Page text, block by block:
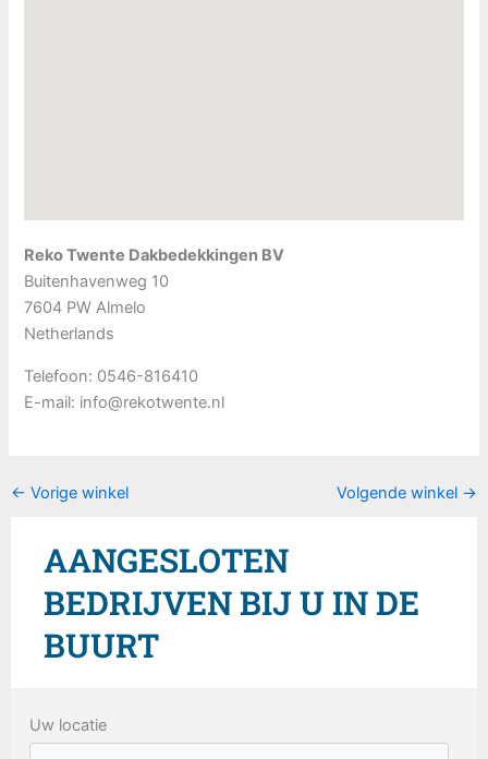
Reko Twente Dakbedekkingen BV
Buitenhavenweg 10
7604 PWAlmelo
Netherlands
Telefoon: 0546-816410
E-mail: info@rekotwente.nl
← Vorige winkel Volgende winkel →
AANGESLOTEN
BEDRIJVEN BIJ U IN DE
BUURT
Uw locatie